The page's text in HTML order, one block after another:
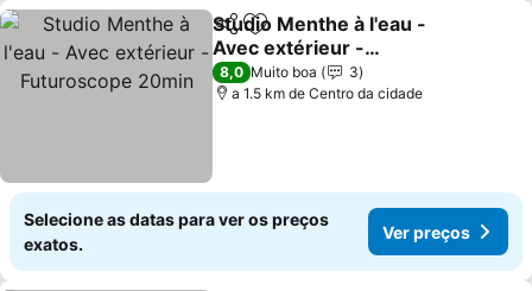
PartilharAdicionar aos favoritos
Studio Menthe à l'eau -
Avec extérieur -
Futuroscope 20min
8,0 Muito boa
3
a 1.5 km de Centro da cidade
Selecione as datas para ver os preços
exatos.
Ver preços